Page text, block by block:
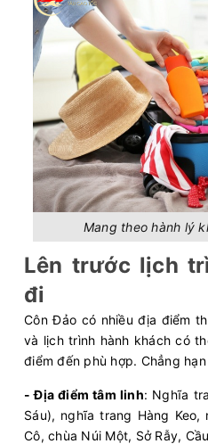
Mang theo hành lý
Lên trước lịch
đi
Côn Đảo có nhiều địa điểm
và lịch trình hành khách có
điểm đến phù hợp. Chẳng
- Địa điểm tâm linh: Nghĩa
Sáu), nghĩa trang Hàng
Cô, chùa Núi Một, Sở Rẫy,